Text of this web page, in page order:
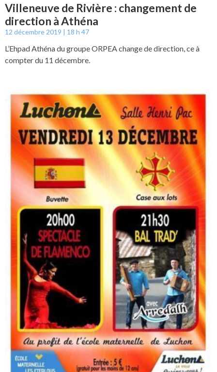
Villeneuve de Rivière : changement de
direction à Athéna
12 décembre 2019 18 h 47
L’Ehpad Athéna du groupe ORPEA change de direction, ce à
compter du 11 décembre.